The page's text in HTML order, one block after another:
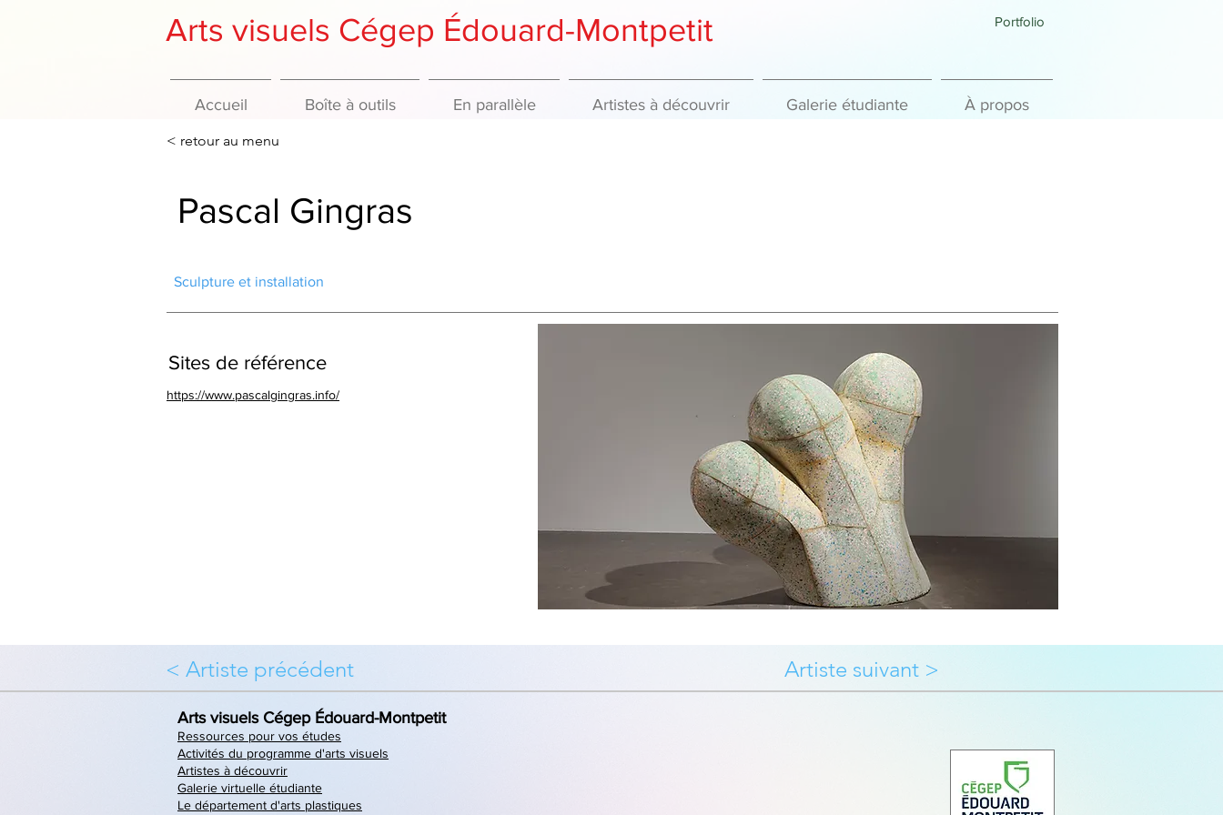
Arts visuels Cégep Édouard-Montpetit Portfolio
Accueil Boîte à outils En parallèle Artistes à découvrir Galerie étudiante À propos
< retour au menu
Pascal Gingras
Sculpture et installation
Sites de référence
https://www.pascalgingras.info/
< Artiste précédent Artiste suivant >
Arts visuels Cégep Édouard-Montpetit
Ressources pour vos études
Activités du programme d'arts visuels
Artistes à découvrir
Galerie virtuelle étudiante
Le département d'arts plastiques